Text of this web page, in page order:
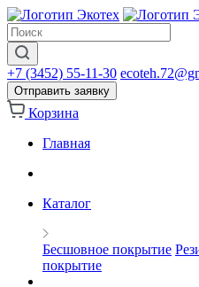
+7 (3452) 55-11-30
Отправить заявку
Корзина
Главная
Каталог
Бесшовное покрытие
покрытие